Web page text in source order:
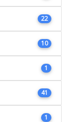
22
10
1
41
1